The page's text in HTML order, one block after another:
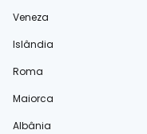
Veneza
Islândia
Roma
Maiorca
Albânia